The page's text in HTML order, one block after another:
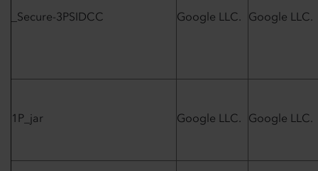
_Secure-3PSIDCC Google LLC. Google LLC.
1P_jar Google LLC. Google LLC.